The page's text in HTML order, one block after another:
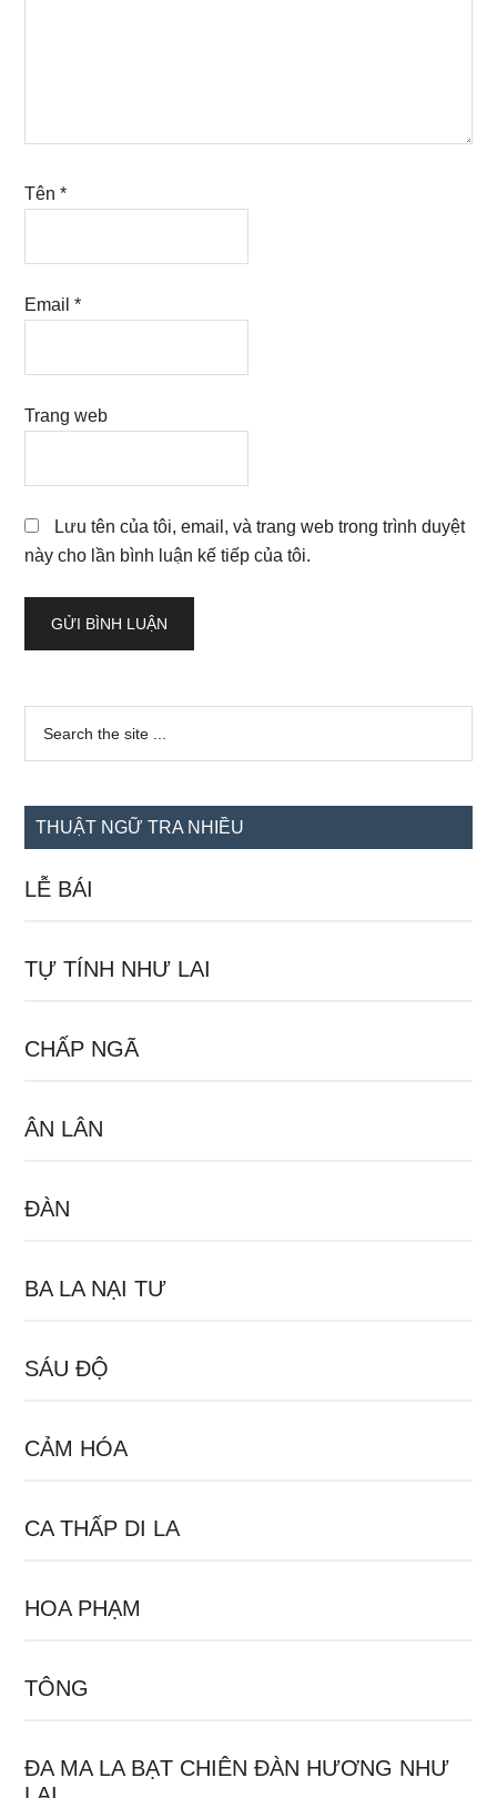
Tên*
Email*
Trang web
Lưu tên của tôi, email, và trang web trong trình duyệt
này cho lần bình luận kế tiếp của tôi.
Sidebar
chính
...
THUẬT NGỮ TRA NHIỀU
LỄ BÁI
TỰ TÍNH NHƯ LAI
CHẤP NGÃ
ÂN LÂN
ĐÀN
BA LA NẠI TƯ
SÁU ĐỘ
CẢM HÓA
CA THẤP DI LA
HOA PHẠM
TÔNG
ĐA MA LA BẠT CHIÊN ĐÀN HƯƠNG NHƯ